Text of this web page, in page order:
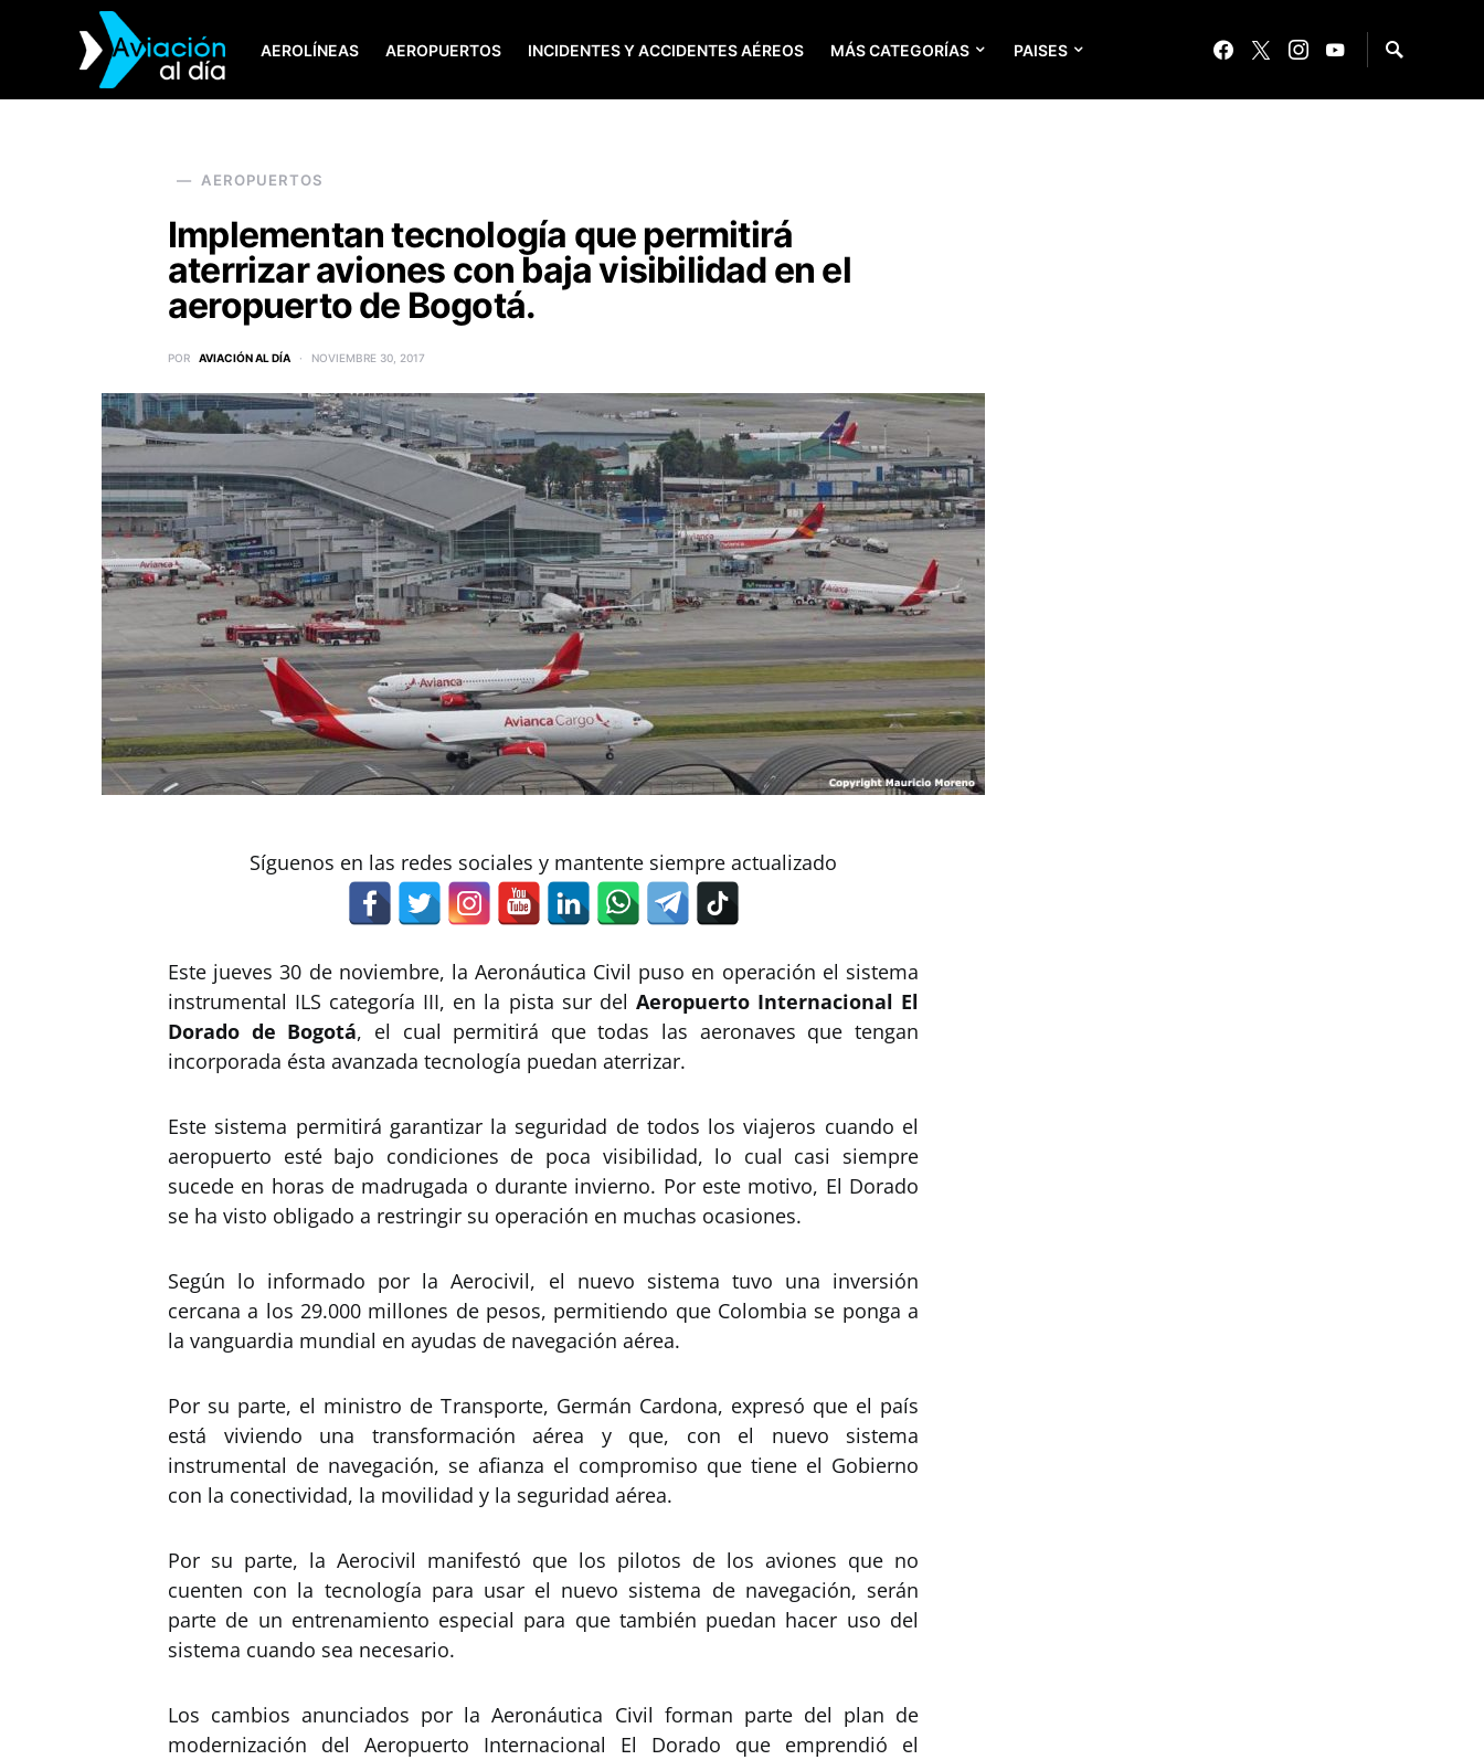
AEROLÍNEAS AEROPUERTOS INCIDENTES Y ACCIDENTES AÉREOS MÁS CATEGORÍAS PAISES
SEARCH FOR:
AEROPUERTOS
Implementan tecnología que permitirá
aterrizar aviones con baja visibilidad en el
aeropuerto de Bogotá.
POR AVIACIÓN AL DÍA NOVIEMBRE 30, 2017
Síguenos en las redes sociales y mantente siempre actualizado
Este jueves 30 de noviembre, la Aeronáutica Civil puso en operación el sistema
instrumental ILS categoría III, en la pista sur del Aeropuerto Internacional El
Dorado de Bogotá, el cual permitirá que todas las aeronaves que tengan
incorporada ésta avanzada tecnología puedan aterrizar.
Este sistema permitirá garantizar la seguridad de todos los viajeros cuando el
aeropuerto esté bajo condiciones de poca visibilidad, lo cual casi siempre
sucede en horas de madrugada o durante invierno. Por este motivo, El Dorado
se ha visto obligado a restringir su operación en muchas ocasiones.
Según lo informado por la Aerocivil, el nuevo sistema tuvo una inversión
cercana a los 29.000 millones de pesos, permitiendo que Colombia se ponga a
la vanguardia mundial en ayudas de navegación aérea.
Por su parte, el ministro de Transporte, Germán Cardona, expresó que el país
está viviendo una transformación aérea y que, con el nuevo sistema
instrumental de navegación, se afianza el compromiso que tiene el Gobierno
con la conectividad, la movilidad y la seguridad aérea.
Por su parte, la Aerocivil manifestó que los pilotos de los aviones que no
cuenten con la tecnología para usar el nuevo sistema de navegación, serán
parte de un entrenamiento especial para que también puedan hacer uso del
sistema cuando sea necesario.
Los cambios anunciados por la Aeronáutica Civil forman parte del plan de
modernización del Aeropuerto Internacional El Dorado que emprendió el